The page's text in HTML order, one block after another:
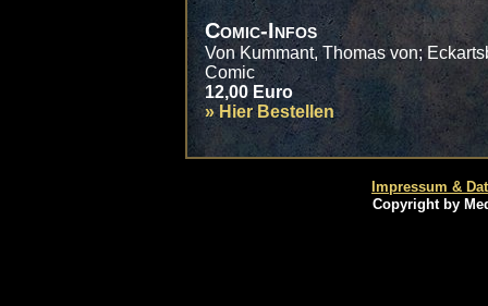
Comic-Infos
Von Kummant, Thomas von;
Comic
12,00 Euro
» Hier Bestellen
Impressum &
Copyright by